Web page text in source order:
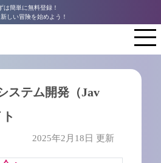
は簡単に無料登録！
しい冒険を始めよう！
ステム開発（Jav
2025年2月18日 更新